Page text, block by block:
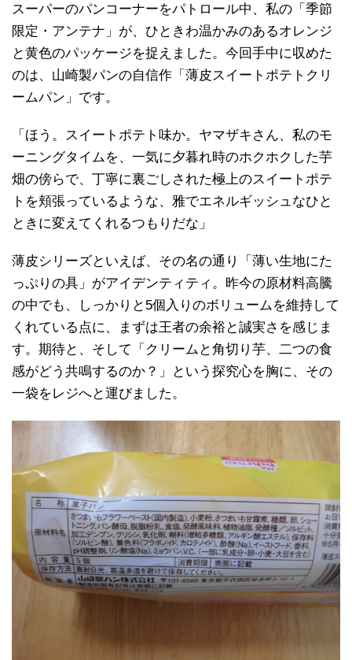
スーパーのパンコーナーをパトロール中、私の「季節
限定・アンテナ」が、ひときわ温かみのあるオレンジ
と黄色のパッケージを捉えました。今回手中に収めた
のは、山崎製パンの自信作「薄皮スイートポテトクリ
ームパン」です。
「ほう。スイートポテト味か。ヤマザキさん、私のモ
ーニングタイムを、一気に夕暮れ時のホクホクした芋
畑の傍らで、丁寧に裏ごしされた極上のスイートポテ
トを頬張っているような、雅でエネルギッシュなひと
ときに変えてくれるつもりだな」
薄皮シリーズといえば、その名の通り「薄い生地にた
っぷりの具」がアイデンティティ。昨今の原材料高騰
の中でも、しっかりと5個入りのボリュームを維持して
くれている点に、まずは王者の余裕と誠実さを感じま
す。期待と、そして「クリームと角切り芋、二つの食
感がどう共鳴するのか？」という探究心を胸に、その
一袋をレジへと運びました。